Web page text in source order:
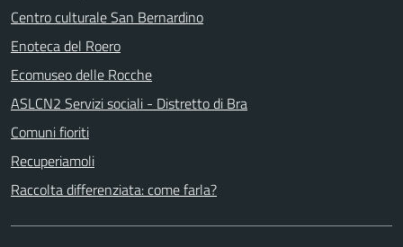
Centro culturale San Bernardino
Enoteca del Roero
Ecomuseo delle Rocche
ASLCN2 Servizi sociali - Distretto di Bra
Comuni fioriti
Recuperiamoli
Raccolta differenziata: come farla?